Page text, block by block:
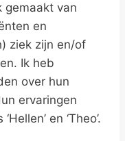
gemaakt van
en
ziek zijn en/of
Ik heb
over hun
ervaringen
en ‘Theo’.